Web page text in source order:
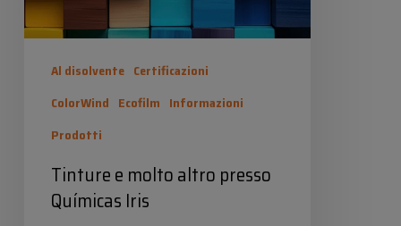
Al disolvente Certificazioni
ColorWind Ecofilm Informazioni
Prodotti
Tinture e molto altro presso
Químicas Iris